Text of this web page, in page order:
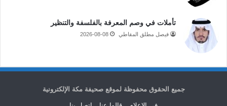
تأملات في وصم المعرفة بالفلسفة والتنظير
فيصل مطلق المقاطي 2026-08-08
جميع الحقوق محفوظة لموقع صحيفة مكة الإلكترونية